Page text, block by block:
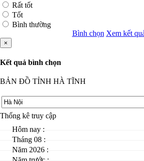
Rất tốt
Tốt
Bình thường
Bình chọn Xem kết
×
Kết quả bình chọn
BẢN ĐỒ TỈNH HÀ TĨNH
Thống kê truy cập
Hôm nay :
Tháng 08 :
Năm 2026 :